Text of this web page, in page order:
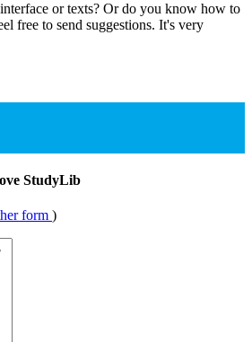
or texts? Or do you know how to
free to send suggestions. It's very
StudyLib
form )